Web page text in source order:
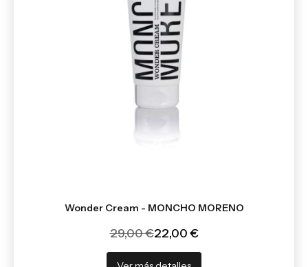
Wonder Cream - MONCHO MORENO
29,00 €22,00 €